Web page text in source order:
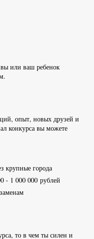
или ваш ребенок
опыт, новых друзей и
конкурса вы можете
крупные города
- 1 000 000 рублей
то в чем ты силен и